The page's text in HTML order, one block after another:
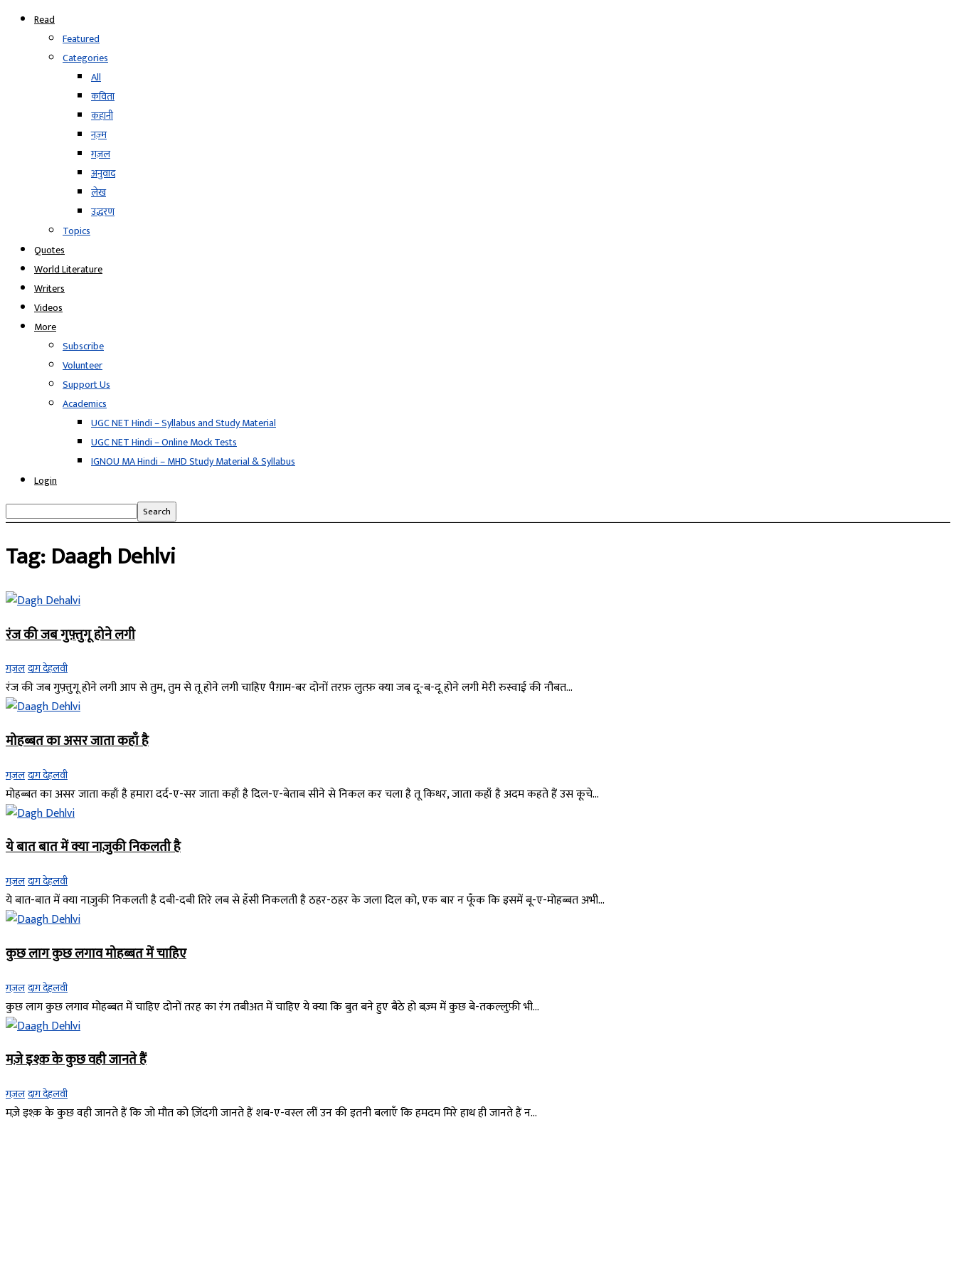
Read
Featured
Categories
All
कविता
कहानी
नज़्म
ग़ज़ल
अनुवाद
लेख
उद्धरण
Topics
Quotes
World Literature
Writers
Videos
More
Subscribe
Volunteer
Support Us
Academics
UGC NET Hindi – Syllabus and Study Material
UGC NET Hindi – Online Mock Tests
IGNOU MA Hindi – MHD Study Material & Syllabus
Login
Tag: Daagh Dehlvi
रंज की जब गुफ़्तुगू होने लगी
ग़ज़लदाग़ देहलवी
रंज की जब गुफ़्तुगू होने लगी आप से तुम, तुम से तू होने लगी चाहिए पैग़ाम-बर दोनों तरफ़ लुत्फ़ क्या जब दू-ब-दू होने लगी मेरी रुस्वाई की नौबत...
मोहब्बत का असर जाता कहाँ है
ग़ज़लदाग़ देहलवी
मोहब्बत का असर जाता कहाँ है हमारा दर्द-ए-सर जाता कहाँ है दिल-ए-बेताब सीने से निकल कर चला है तू किधर, जाता कहाँ है अदम कहते हैं उस कूचे...
ये बात बात में क्या नाज़ुकी निकलती है
ग़ज़लदाग़ देहलवी
ये बात-बात में क्या नाज़ुकी निकलती है दबी-दबी तिरे लब से हँसी निकलती है ठहर-ठहर के जला दिल को, एक बार न फूँक कि इसमें बू-ए-मोहब्बत अभी...
कुछ लाग कुछ लगाव मोहब्बत में चाहिए
ग़ज़लदाग़ देहलवी
कुछ लाग कुछ लगाव मोहब्बत में चाहिए दोनों तरह का रंग तबीअत में चाहिए ये क्या कि बुत बने हुए बैठे हो बज़्म में कुछ बे-तकल्लुफ़ी भी...
मज़े इश्क़ के कुछ वही जानते हैं
ग़ज़लदाग़ देहलवी
मज़े इश्क़ के कुछ वही जानते हैं कि जो मौत को ज़िंदगी जानते हैं शब-ए-वस्ल लीं उन की इतनी बलाएँ कि हमदम मिरे हाथ ही जानते हैं न...